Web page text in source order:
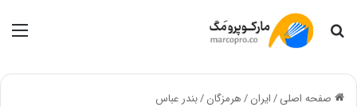
جستجو
صفحه اصلی/ایران/هرمزگان/بندر عباس